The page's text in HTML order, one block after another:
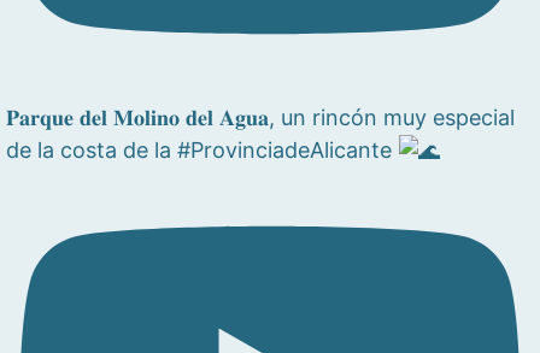
𝐏𝐚𝐫𝐪𝐮𝐞 𝐝𝐞𝐥 𝐌𝐨𝐥𝐢𝐧𝐨 𝐝𝐞𝐥 𝐀𝐠𝐮𝐚, un rincón muy especial
de la costa de la #ProvinciadeAlicante